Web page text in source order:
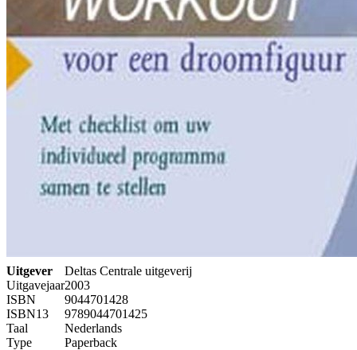
Uitgever
Deltas Centrale uitgeverij
Uitgavejaar2003
ISBN
9044701428
ISBN13
9789044701425
Taal
Nederlands
Type
Paperback